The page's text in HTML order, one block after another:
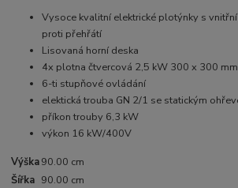
Vysoce kvalitní elektrické plotýnky s
proti přehřátí
Lisovaná horní deska
4x plotna čtvercová 2,5 kW 300 x 300 mm
6-ti stupňové ovládání
elektická trouba GN 2/1 se statickým
příkon trouby 6,3 kW
výkon 16 kW/400V
Výška90.00 cm
Šířka 90.00 cm